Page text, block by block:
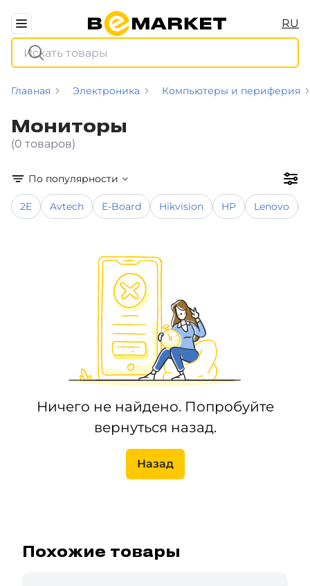
RU
Главная Электроника Компьютеры и периферия
Мониторы
(0 товаров)
По популярности
2E Avtech E-Board Hikvision HP Lenovo
Ничего не найдено. Попробуйте
вернуться назад.
Назад
Похожие товары